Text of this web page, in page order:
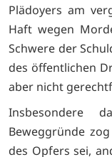
Plädoyers am
Haft wegen
Schwere der
des öffentlichen
aber nicht
Insbesondere
Beweggründe
des Opfers sei,